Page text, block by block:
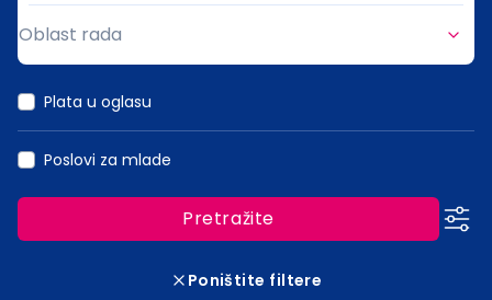
Oblast rada
Plata u oglasu
Poslovi za mlade
Pretražite
Poništite filtere